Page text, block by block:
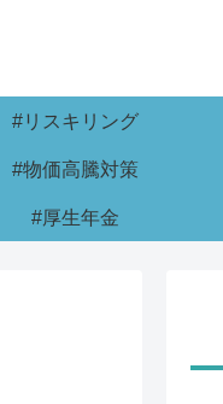
#リスキリング
#物価高騰対策
#厚生年金